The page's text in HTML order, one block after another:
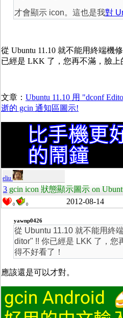
才會顯示 icon。這也是我對
從 Ubuntu 11.10 就不能用終端機
已經是 LKK 了，您再不滿，臉上
文章： Ubuntu 11.10 用 "dconf
逝的 gcin 通知區圖示!
eliu
3 gcin icon 狀態顯示圖示 on
0 0 2012-08-14
yawnp0426
從 Ubuntu 11.10 就不能用終
ditor" !! 你已經是 LKK 了，您
得不好看了！
應該還是可以才對。